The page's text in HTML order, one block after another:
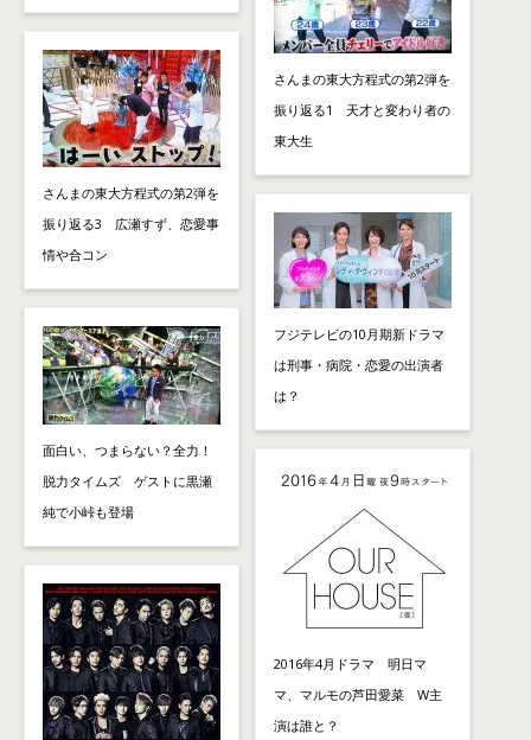
さんまの東大方程式の第2弾を
振り返る3 広瀬すず、恋愛事
情や合コン
面白い、つまらない？全力！
脱力タイムズ ゲストに黒瀬
純で小峠も登場
さんまの東大方程式の第2弾を
振り返る1 天才と変わり者の
東大生
フジテレビの10月期新ドラマ
は刑事・病院・恋愛の出演者
は？
2016年4月ドラマ 明日マ
マ、マルモの芦田愛菜 W主
演は誰と？